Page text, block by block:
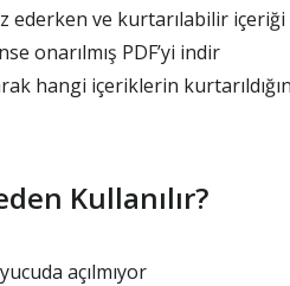
ederken ve kurtarılabilir
onarılmış PDF’yi indir
hangi içeriklerin
Kullanılır?
açılmıyor